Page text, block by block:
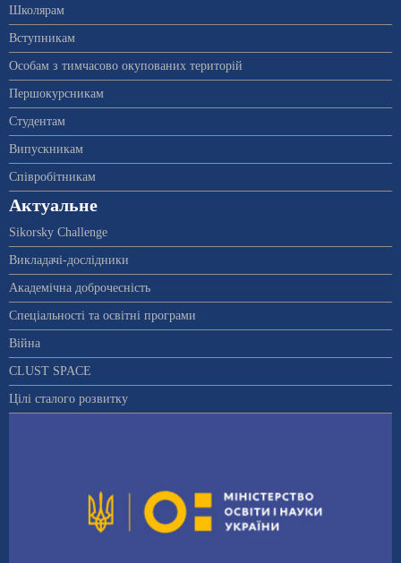
Школярам
Вступникам
Особам з тимчасово окупованих територій
Першокурсникам
Студентам
Випускникам
Співробітникам
Актуальне
Sikorsky Challenge
Викладачі-дослідники
Академічна доброчесність
Спеціальності та освітні програми
Війна
CLUST SPACE
Цілі сталого розвитку